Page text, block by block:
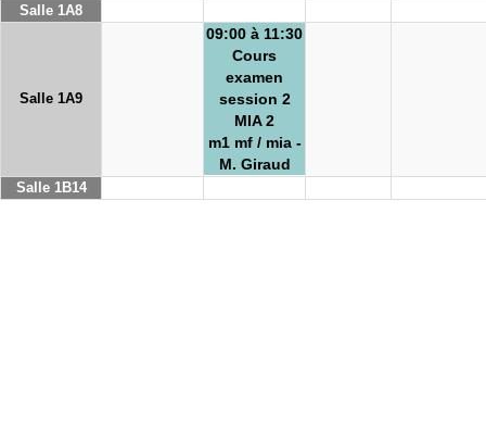
Salle 1A8
Salle 1A9
09:00 à 11:30
Cours
examen
session 2
MIA 2
m1 mf / mia -
M. Giraud
Salle 1B14